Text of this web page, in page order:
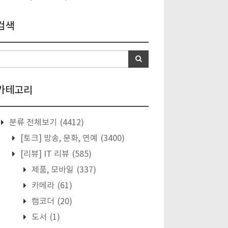
색
테고리
분류 전체보기
(4412)
[토크] 방송, 문화, 연예
(3400)
[리뷰] IT 리뷰 (585)
제품, 모바일 (337)
카메라 (61)
캠코더 (20)
도서 (1)